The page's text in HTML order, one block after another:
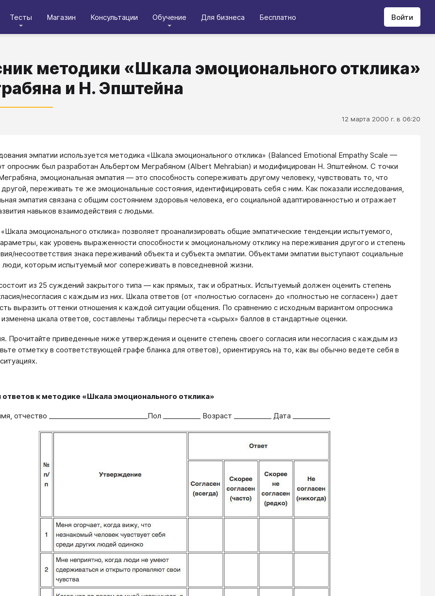
Тесты Магазин Консультации Обучение Для бизнеса Бесплатно Войти
методики «Шкала эмоционального отклика»
и Н. Эпштейна
12 марта 2000 г. в 06:20
эмпатии используется методика «Шкала эмоционального отклика» (Balanced Emotional Empathy Scale —
опросник был разработан Альбертом Меграбяном (Albert Mehrabian) и модифицирован Н. Эпштейном. С точки
эмоциональная эмпатия — это способность сопереживать другому человеку, чувствовать то, что
другой, переживать те же эмоциональные состояния, идентифицировать себя с ним. Как показали исследования,
эмпатия связана с общим состоянием здоровья человека, его социальной адаптированностью и отражает
навыков взаимодействия с людьми.
эмоционального отклика» позволяет проанализировать общие эмпатические тенденции испытуемого,
как уровень выраженности способности к эмоциональному отклику на переживания другого и степень
несоответствия знака переживаний объекта и субъекта эмпатии. Объектами эмпатии выступают социальные
люди, которым испытуемый мог сопереживать в повседневной жизни.
из 25 суждений закрытого типа — как прямых, так и обратных. Испытуемый должен оценить степень
несогласия с каждым из них. Шкала ответов (от «полностью согласен» до «полностью не согласен») дает
выразить оттенки отношения к каждой ситуации общения. По сравнению с исходным вариантом опросника
изменена шкала ответов, составлены таблицы пересчета «сырых» баллов в стандартные оценки.
Прочитайте приведенные ниже утверждения и оцените степень своего согласия или несогласия с каждым из
отметку в соответствующей графе бланка для ответов), ориентируясь на то, как вы обычно ведете себя в
ответов к методике «Шкала эмоционального отклика»
отчество _____________________________Пол ___________ Возраст ___________ Дата ___________